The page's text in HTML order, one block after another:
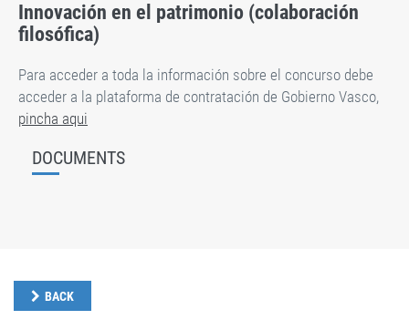
Innovación en el patrimonio (colaboración
filosófica)
Para acceder a toda la información sobre el concurso debe
acceder a la plataforma de contratación de Gobierno Vasco,
pincha aqui
DOCUMENTS
BACK